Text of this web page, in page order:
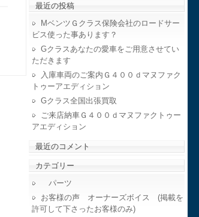
最近の投稿
MベンツＧクラス保険会社のロードサー
ビス使った事あります？
Gクラスあなたの愛車をご用意させてい
ただきます
入庫車両のご案内Ｇ４００ｄマヌファク
トゥーアエディション
Gクラス全国出張買取
ご来店納車Ｇ４００ｄマヌファクトゥー
アエディション
最近のコメント
カテゴリー
パーツ
お客様の声 オーナーズボイス (掲載を
許可して下さったお客様のみ)